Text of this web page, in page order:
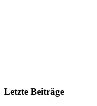
Letzte Beiträge